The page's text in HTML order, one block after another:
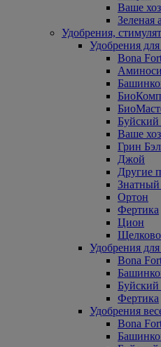
Ваше
Зеленая
Удобрения,
Удобрения
Bona
Буйский
Ваше
Грин
Джой
Другие
Ортон
Фертика
Цион
Удобрения для
Bona
Буйский
Фертика
Удобрения
Bona